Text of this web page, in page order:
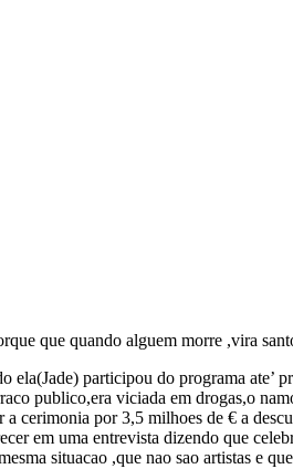
que quando alguem morre ,vira
participou do programa ate’
publico,era viciada em drogas,o
cerimonia por 3,5 milhoes de € a
em uma entrevista dizendo que
situacao ,que nao sao artistas e